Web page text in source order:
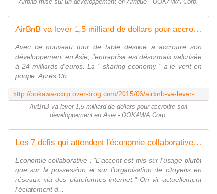
Airbnb mise sur un développement en Afrique - OOKAWA Corp.
AirBnB va lever 1,5 milliard de dollars pour accroitre son developpement en Asie - OOKAWA Corp.
Avec ce nouveau tour de table destiné à accroître son
développement en Asie, l'entreprise est désormais valorisée
à 24 milliards d'euros. La " sharing economy " a le vent en
poupe. Après Ub...
AirBnB va lever 1,5 milliard de dollars pour accroitre son
developpement en Asie - OOKAWA Corp.
Les 7 défis qui attendent l'économie collaborative en 2016 - OOKAWA Corp.
Economie collaborative : "L'accent est mis sur l'usage plutôt
que sur la possession et sur l'organisation de citoyens en
réseaux via des plateformes internet." On vit actuellement
l'éclatement d...